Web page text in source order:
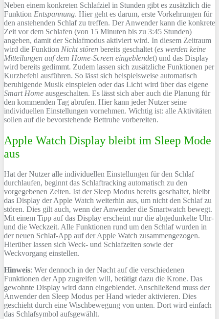
Neben einem konkreten Schlafziel in Stunden gibt es zusätzlich die
Funktion Entspannung. Hier geht es darum, erste Vorkehrungen für
den anstehenden Schlaf zu treffen. Der Anwender kann die konkrete
Zeit vor dem Schlafen (von 15 Minuten bis zu 3:45 Stunden)
angeben, damit der Schlafmodus aktiviert wird. In diesem Zeitraum
wird die Funktion Nicht stören bereits geschaltet (es werden keine
Mitteilungen auf dem Home-Screen eingeblendet) und das Display
wird bereits gedimmt. Zudem lassen sich zusätzliche Funktionen per
Kurzbefehl ausführen. So lässt sich beispielsweise automatisch
beruhigende Musik einspielen oder das Licht wird über das eigene
Smart Home ausgeschalten. Es lässt sich aber auch die Planung für
den kommenden Tag abrufen. Hier kann jeder Nutzer seine
individuellen Einstellungen vornehmen. Wichtig ist: alle Aktivitäten
sollen auf die bevorstehende Bettruhe vorbereiten.
Apple Watch Display bleibt im Sleep Mode
aus
Hat der Nutzer alle individuellen Einstellungen für den Schlaf
durchlaufen, beginnt das Schlaftracking automatisch zu den
vorgegebenen Zeiten. Ist der Sleep Modus bereits geschaltet, bleibt
das Display der Apple Watch weiterhin aus, um nicht den Schlaf zu
stören. Dies gilt auch, wenn der Anwender die Smartwatch bewegt.
Mit einem Tipp auf das Display erscheint nur die abgedunkelte Uhr-
und die Weckzeit. Alle Funktionen rund um den Schlaf wurden in
der neuen Schlaf-App auf der Apple Watch zusammengezogen.
Hierüber lassen sich Weck- und Schlafzeiten sowie der
Weckvorgang einstellen.
Hinweis: Wer dennoch in der Nacht auf die verschiedenen
Funktionen der App zugreifen will, betätigt dazu die Krone. Das
gewohnte Display wird dann eingeblendet. Anschließend muss der
Anwender den Sleep Modus per Hand wieder aktivieren. Dies
geschieht durch eine Wischbewegung von unten. Dort wird einfach
das Schlafsymbol aufsgewählt.